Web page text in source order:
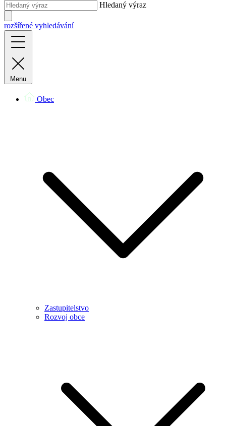
Hledaný výraz
rozšířené vyhledávání
Menu
Obec
Zastupitelstvo
Rozvoj obce